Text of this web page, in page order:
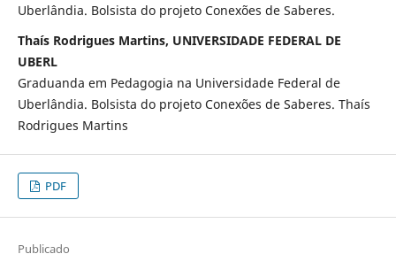
Uberlândia. Bolsista do projeto Conexões de Saberes.
Thaís Rodrigues Martins, UNIVERSIDADE FEDERAL DE
UBERL
Graduanda em Pedagogia na Universidade Federal de
Uberlândia. Bolsista do projeto Conexões de Saberes. Thaís
Rodrigues Martins
PDF
Publicado